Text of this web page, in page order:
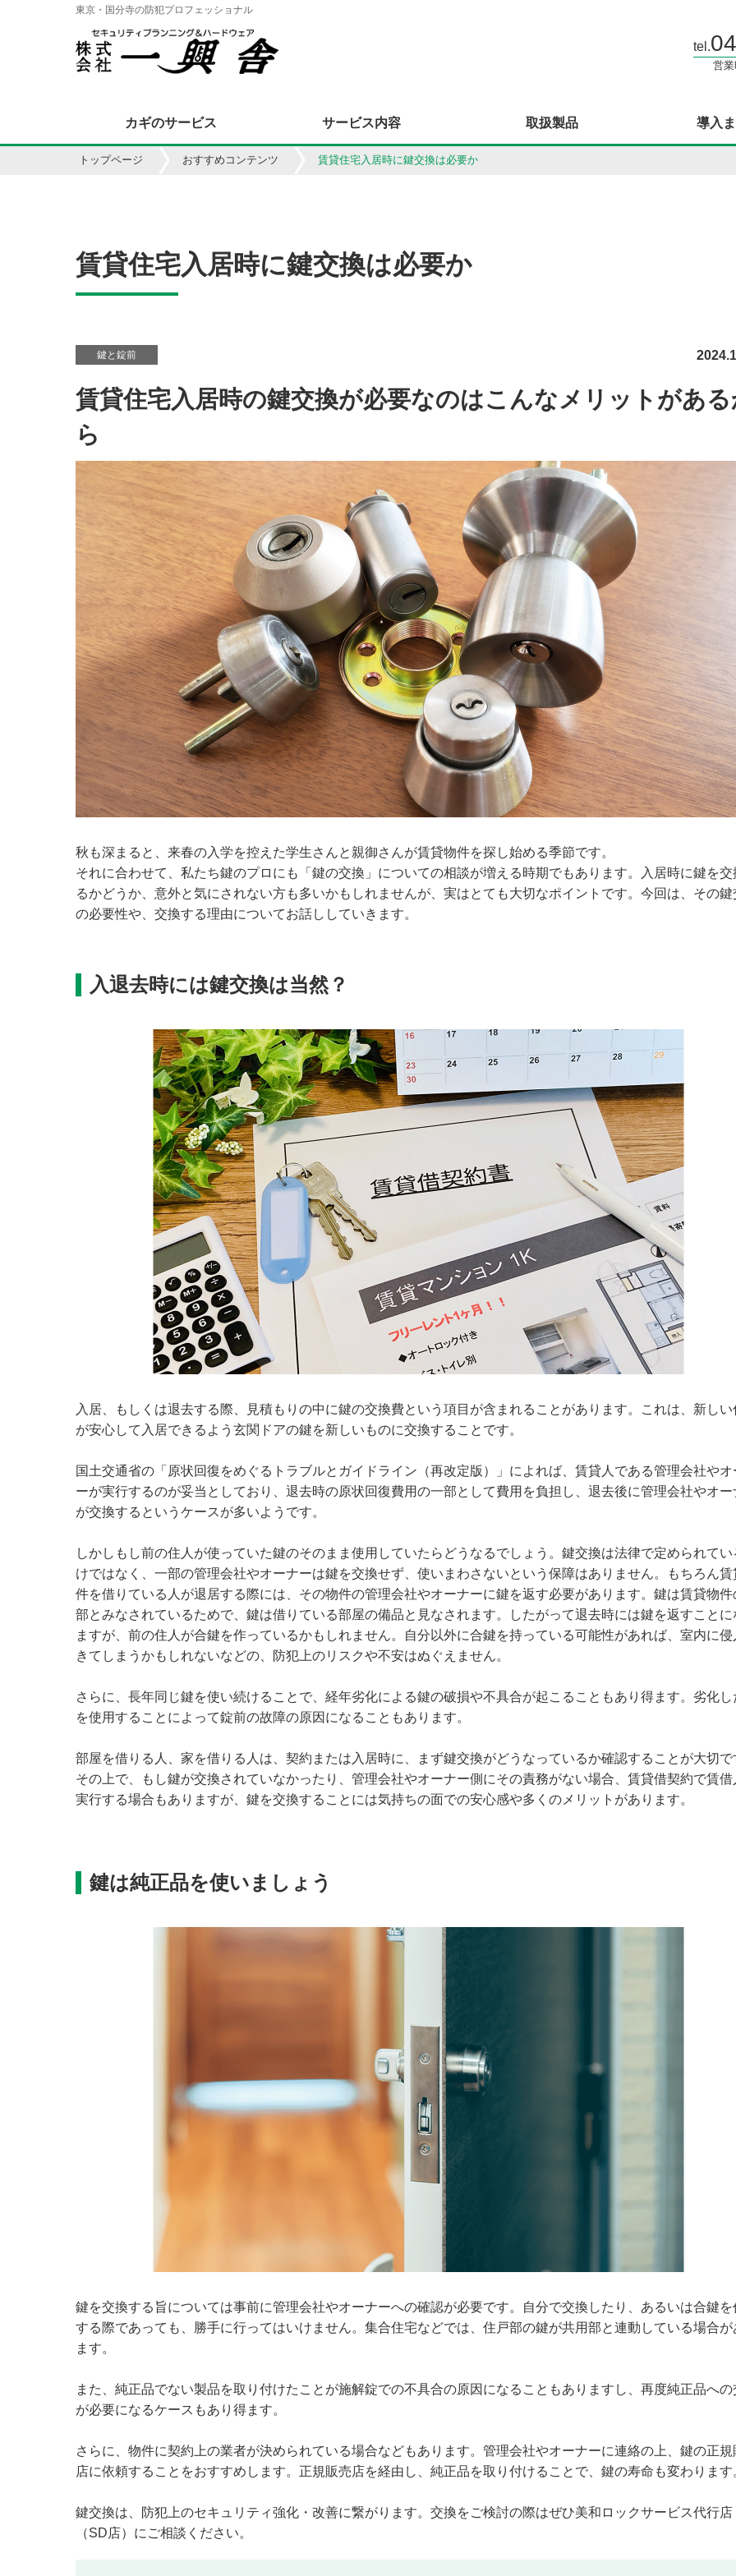
東京・国分寺の防犯プロフェッショナル
tel.
営
カギのサービス サービス内容 取扱製品 導入
トップページ おすすめコンテンツ 賃貸住宅入居時に鍵交換は必要か
賃貸住宅入居時に鍵交換は必要か
鍵と錠前
賃貸住宅入居時の鍵交換が必要なのはこんなメリットがあ
ら
秋も深まると、来春の入学を控えた学生さんと親御さんが賃貸物件を探し始める季節です。
それに合わせて、私たち鍵のプロにも「鍵の交換」についての相談が増える時期でもあります。入居時に鍵を交
るかどうか、意外と気にされない方も多いかもしれませんが、実はとても大切なポイントです。今回は、その鍵
の必要性や、交換する理由についてお話ししていきます。
入退去時には鍵交換は当然？
入居、もしくは退去する際、見積もりの中に鍵の交換費という項目が含まれることがあります。これは、新しい
が安心して入居できるよう玄関ドアの鍵を新しいものに交換することです。
国土交通省の「原状回復をめぐるトラブルとガイドライン（再改定版）」によれば、賃貸人である管理会社やオ
ーが実行するのが妥当としており、退去時の原状回復費用の一部として費用を負担し、退去後に管理会社やオー
が交換するというケースが多いようです。
しかしもし前の住人が使っていた鍵のそのまま使用していたらどうなるでしょう。鍵交換は法律で定められてい
けではなく、一部の管理会社やオーナーは鍵を交換せず、使いまわさないという保障はありません。もちろん賃
件を借りている人が退居する際には、その物件の管理会社やオーナーに鍵を返す必要があります。鍵は賃貸物件
部とみなされているためで、鍵は借りている部屋の備品と見なされます。したがって退去時には鍵を返すことに
ますが、前の住人が合鍵を作っているかもしれません。自分以外に合鍵を持っている可能性があれば、室内に侵
きてしまうかもしれないなどの、防犯上のリスクや不安はぬぐえません。
さらに、長年同じ鍵を使い続けることで、経年劣化による鍵の破損や不具合が起こることもあり得ます。劣化し
を使用することによって錠前の故障の原因になることもあります。
部屋を借りる人、家を借りる人は、契約または入居時に、まず鍵交換がどうなっているか確認することが大切で
その上で、もし鍵が交換されていなかったり、管理会社やオーナー側にその責務がない場合、賃貸借契約で賃借
実行する場合もありますが、鍵を交換することには気持ちの面での安心感や多くのメリットがあります。
鍵は純正品を使いましょう
鍵を交換する旨については事前に管理会社やオーナーへの確認が必要です。自分で交換したり、あるいは合鍵を
する際であっても、勝手に行ってはいけません。集合住宅などでは、住戸部の鍵が共用部と連動している場合が
ます。
また、純正品でない製品を取り付けたことが施解錠での不具合の原因になることもありますし、再度純正品への
が必要になるケースもあり得ます。
さらに、物件に契約上の業者が決められている場合などもあります。管理会社やオーナーに連絡の上、鍵の正規
店に依頼することをおすすめします。正規販売店を経由し、純正品を取り付けることで、鍵の寿命も変わります
鍵交換は、防犯上のセキュリティ強化・改善に繋がります。交換をご検討の際はぜひ美和ロックサービス代行店
（SD店）にご相談ください。